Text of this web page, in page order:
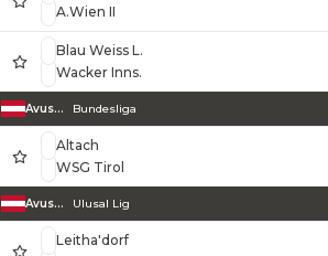
A.Wien II
Blau Weiss L.
Wacker Inns.
Avusturya Bundesliga
Altach
WSG Tirol
Avusturya Ulusal Lig
Leitha'dorf